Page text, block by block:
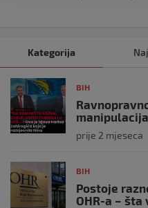
Kategorija
BIH
prije 2 mjeseca
BIH
Postoje
OHR-a –